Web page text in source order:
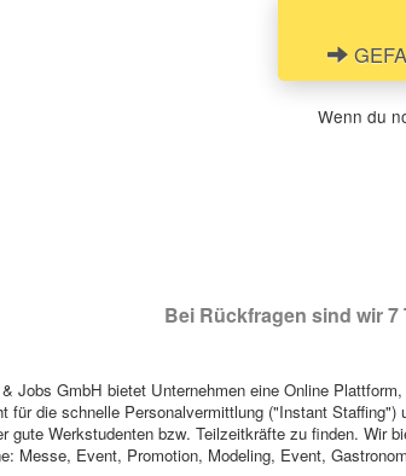
Wenn du
Bei Rückfragen sind wir
Jobs GmbH bietet Unternehmen eine Online
für die schnelle Personalvermittlung ("Instant
gute Werkstudenten bzw. Teilzeitkräfte zu finden. Wir
Messe, Event, Promotion, Modeling, Event,